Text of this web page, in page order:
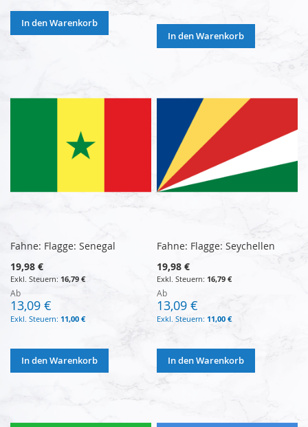
In den Warenkorb
In den Warenkorb
Fahne: Flagge: Senegal
19,98 €
16,79 €
Ab
13,09 €
11,00 €
In den Warenkorb
Fahne: Flagge: Seychellen
19,98 €
16,79 €
Ab
13,09 €
11,00 €
In den Warenkorb